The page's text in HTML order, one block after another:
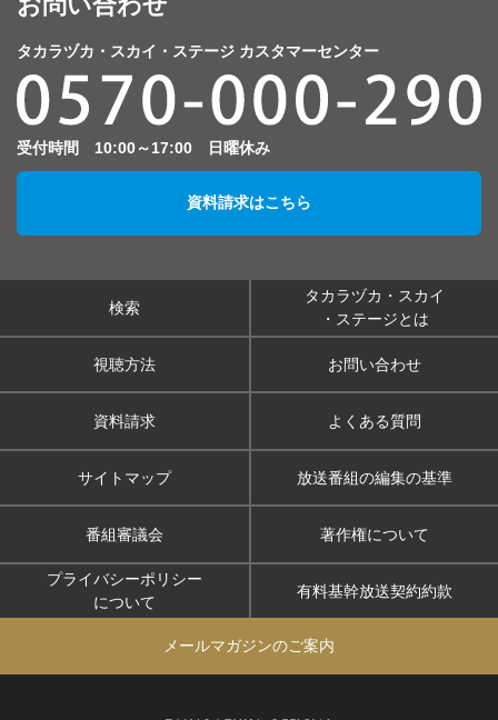
タカラヅカ・スカイ・ステージ カスタマーセンター
受付時間 10:00～17:00 日曜休み
資料請求はこちら
検索
タカラヅカ・スカイ
・ステージとは
視聴方法 お問い合わせ
資料請求 よくある質問
サイトマップ 放送番組の編集の基準
番組審議会 著作権について
プライバシーポリシー
について
有料基幹放送契約約款
メールマガジンのご案内